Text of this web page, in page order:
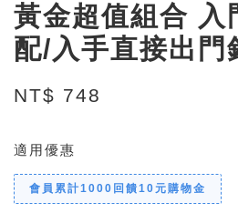
黃金超值組合 入
配/入手直接出門
NT$ 748
適用優惠
會員累計1000回饋10元購物金